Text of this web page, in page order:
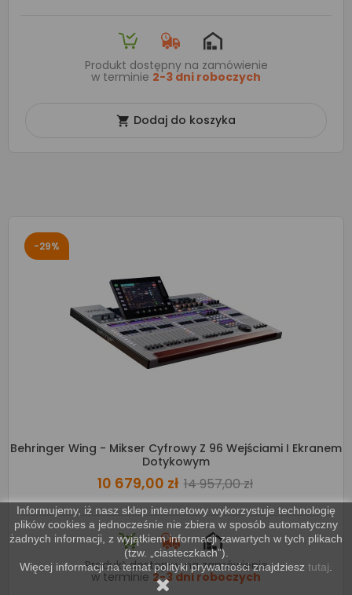
Informujemy, iż nasz sklep internetowy wykorzystuje technologię
plików cookies a jednocześnie nie zbiera w sposób automatyczny
żadnych informacji, z wyjątkiem informacji zawartych w tych plikach
(tzw. „ciasteczkach”).
Więcej informacji na temat polityki prywatności znajdziesz tutaj
Produkt dostępny na zamówienie
w terminie 2-3 dni roboczych
 Dodaj do koszyka
-29%
Behringer Wing - Mikser Cyfrowy Z 96 Wejściami I Ekranem
Dotykowym
10 679,00 zł 14 957,00 zł
Produkt dostępny na zamówienie
w terminie 2-3 dni roboczych